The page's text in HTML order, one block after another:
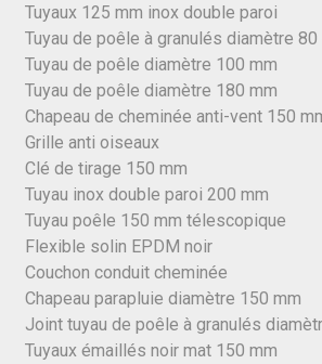
Tuyaux 125 mm inox double paroi
Tuyau de poêle à granulés diamètre
Tuyau de poêle diamètre 100 mm
Tuyau de poêle diamètre 180 mm
Chapeau de cheminée anti-vent 150
Grille anti oiseaux
Clé de tirage 150 mm
Tuyau inox double paroi 200 mm
Tuyau poêle 150 mm télescopique
Flexible solin EPDM noir
Couchon conduit cheminée
Chapeau parapluie diamètre 150 mm
Joint tuyau de poêle à granulés
Tuyaux émaillés noir mat 150 mm